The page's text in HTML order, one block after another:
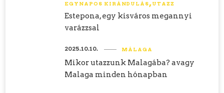
EGYNAPOS KIRÁNDULÁS UTAZZ
Estepona, egy kisváros megannyi
varázzsal
MÁLAGA
Mikor utazzunk Malagába? avagy
Malaga minden hónapban
2025.10.10.